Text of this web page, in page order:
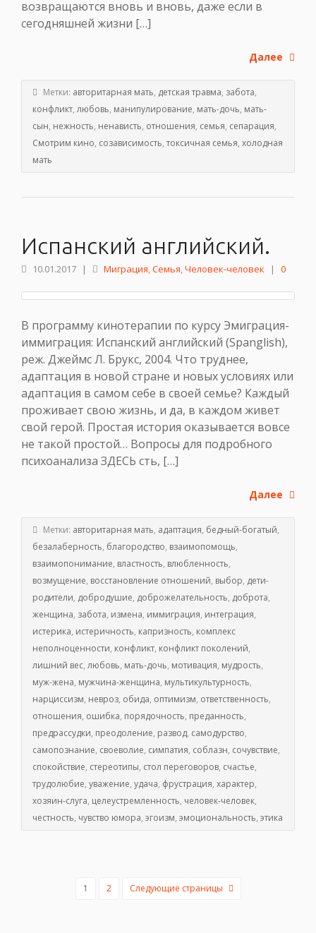
возвращаются вновь и вновь, даже если в
сегодняшней жизни […]
Далее
Метки: авторитарная мать, детская травма, забота,
конфликт, любовь, манипулирование, мать-дочь, мать-
сын, нежность, ненависть, отношения, семья, сепарация,
Смотрим кино, созависимость,токсичная семья, холодная
мать
Испанский английский.
10.01.2017 | Миграция,Семья,Человек-человек | 0
В программу кинотерапии по курсу Эмиграция-
иммиграция: Испанский английский (Spanglish),
реж. Джеймс Л. Брукс, 2004. Что труднее,
адаптация в новой стране и новых условиях или
адаптация в самом себе в своей семье? Каждый
проживает свою жизнь, и да, в каждом живет
свой герой. Простая история оказывается вовсе
не такой простой… Вопросы для подробного
психоанализа ЗДЕСЬ сть, […]
Далее
Метки: авторитарная мать, адаптация, бедный-богатый,
безалаберность, благородство, взаимопомощь,
взаимопонимание, властность, влюбленность,
возмущение, восстановление отношений, выбор, дети-
родители, добродушие, доброжелательность, доброта,
женщина, забота, измена, иммиграция, интеграция,
истерика, истеричность, капризность, комплекс
неполноценности, конфликт, конфликт поколений,
лишний вес, любовь, мать-дочь, мотивация, мудрость,
муж-жена, мужчина-женщина, мультикультурность,
нарциссизм, невроз, обида, оптимизм, ответственность,
отношения, ошибка, порядочность, преданность,
предрассудки, преодоление, развод, самодурство,
самопознание, своеволие, симпатия, соблазн, сочувствие,
спокойствие, стереотипы, стол переговоров, счастье,
трудолюбие, уважение, удача, фрустрация, характер,
хозяин-слуга, целеустремленность, человек-человек,
честность, чувство юмора, эгоизм, эмоциональность, этика
1 2 Следующие страницы